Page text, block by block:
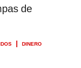
de
DINERO